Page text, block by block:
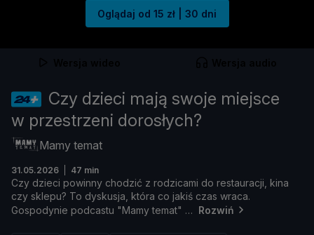
Oglądaj od 15 zł | 30 dni
Czy dzieci mają swoje miejsce
w przestrzeni dorosłych?
Mamy temat
31.05.2026 47 min
Czy dzieci powinny chodzić z rodzicami do restauracji, kina
czy sklepu? To dyskusja, która co jakiś czas wraca.
Gospodynie podcastu "Mamytemat" Rozwiń